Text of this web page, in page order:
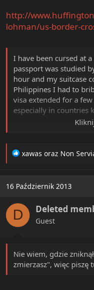
http://
lohman/us-border-
I have been cursed at
passport was studied
hour and my suitcase
Philippines I had to
visa extended for a
especially in countries
R
t
o
n
s
xawas oraz Non
16 Październik 2013
D Deleted
Guest
Nie wiem, gdzie
zmierzasz", więc piszę